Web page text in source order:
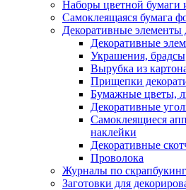
Наборы цветной бумаги
Самоклеящаяся бумага
Декоративные элементы
Декоративные
Украшения,
Вырубка из
Прищепки
Бумажные цветы,
Декоративные
Самоклеящиеся
наклейки
Декоративные
Проволока
Журналы по
Заготовки для